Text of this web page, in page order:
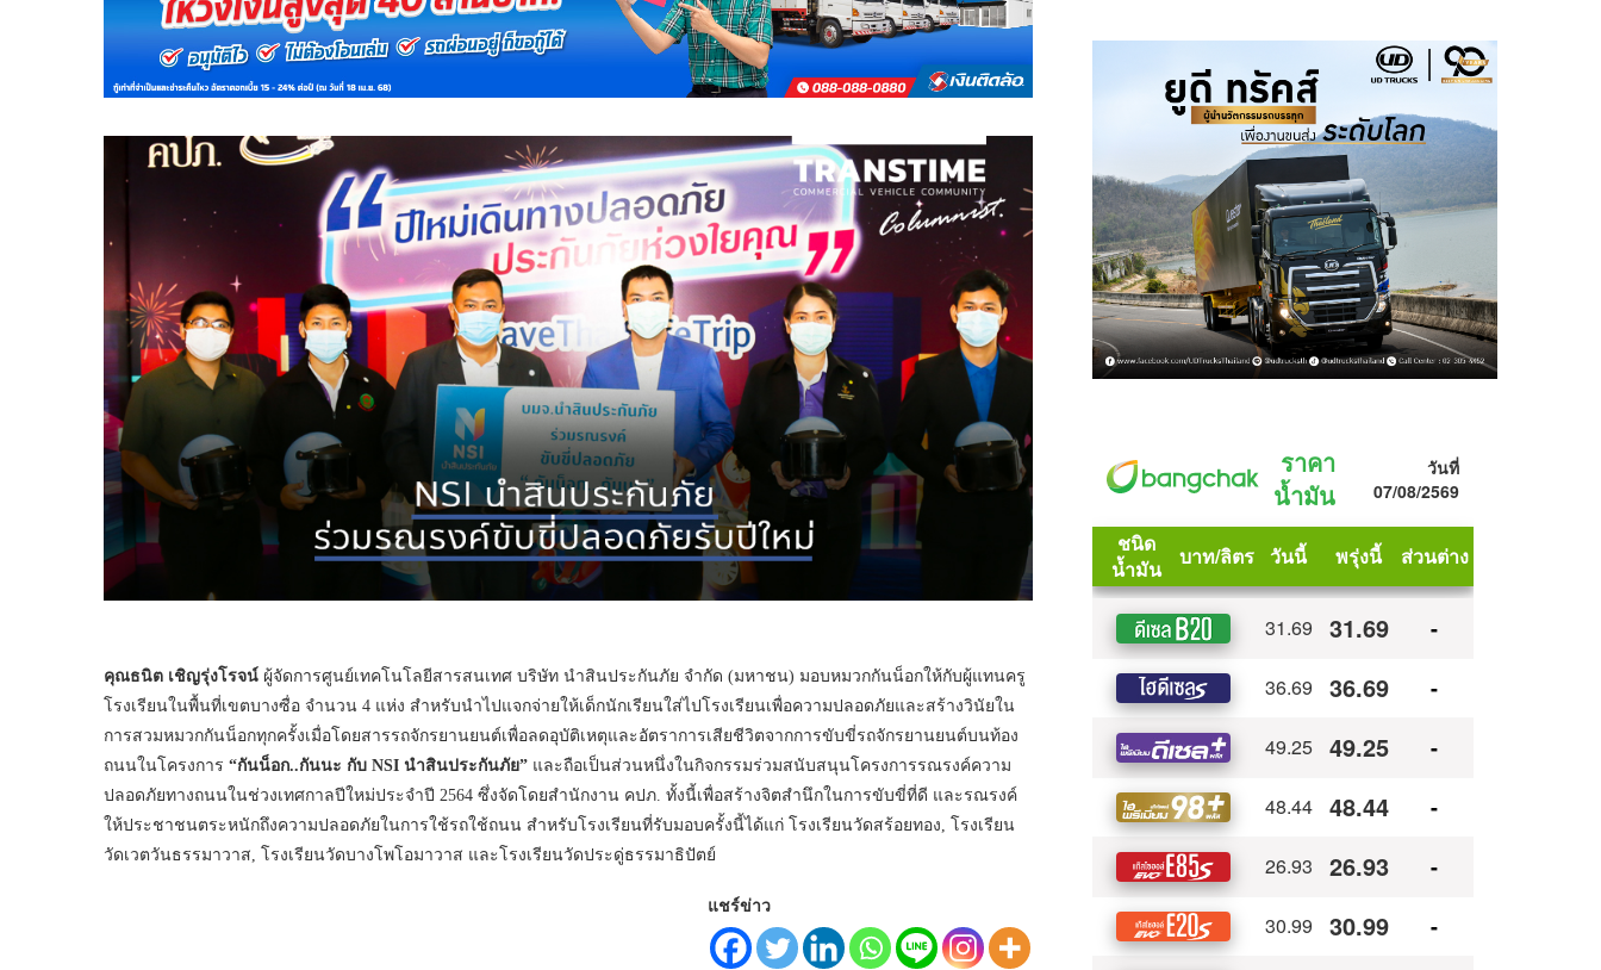
คุณธนิต เชิญรุ่งโรจน์ ผู้จัดการศูนย์เทคโนโลยีสารสนเทศ บริษัท นำสินประกันภัย จำกัด (มหาชน) มอบหมวกกันน็อกให้กับผู้แทนครู
โรงเรียนในพื้นที่เขตบางซื่อ จำนวน 4 แห่ง สำหรับนำไปแจกจ่ายให้เด็กนักเรียนใส่ไปโรงเรียนเพื่อความปลอดภัยและสร้างวินัยใน
การสวมหมวกกันน็อกทุกครั้งเมื่อโดยสารรถจักรยานยนต์เพื่อลดอุบัติเหตุและอัตราการเสียชีวิตจากการขับขี่รถจักรยานยนต์บนท้อง
ถนนในโครงการ “กันน็อก..กันนะ กับ NSI นำสินประกันภัย” และถือเป็นส่วนหนึ่งในกิจกรรมร่วมสนับสนุนโครงการรณรงค์ความ
ปลอดภัยทางถนนในช่วงเทศกาลปีใหม่ประจำปี 2564 ซึ่งจัดโดยสำนักงาน คปภ. ทั้งนี้เพื่อสร้างจิตสำนึกในการขับขี่ที่ดี และรณรงค์
ให้ประชาชนตระหนักถึงความปลอดภัยในการใช้รถใช้ถนน สำหรับโรงเรียนที่รับมอบครั้งนี้ได้แก่ โรงเรียนวัดสร้อยทอง, โรงเรียน
วัดเวตวันธรรมาวาส, โรงเรียนวัดบางโพโอมาวาส และโรงเรียนวัดประดู่ธรรมาธิปัตย์
แชร์ข่าว